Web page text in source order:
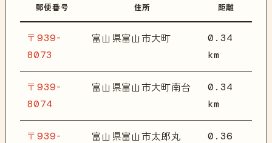
郵便番号 住所 距離
〒939-
8073
富山県富山市大町
0.34
km
〒939-
8074
富山県富山市大町南台
0.34
km
〒939- 富山県富山市太郎丸 0.36